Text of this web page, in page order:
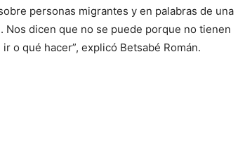
personas migrantes y en palabras de una
Nos dicen que no se puede porque no tienen
o qué hacer”, explicó Betsabé Román.